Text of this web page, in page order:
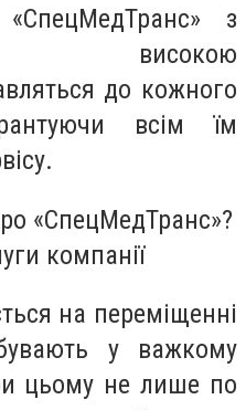
з
високою
до кожного
всім їм
«СпецМедТранс»?
компанії
на переміщенні
у важкому
цьому не лише по